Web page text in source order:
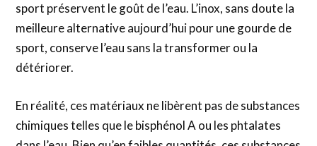
sport préservent le goût de l’eau. L’inox, sans doute la
meilleure alternative aujourd’hui pour une gourde de
sport, conserve l’eau sans la transformer ou la
détériorer.
En réalité, ces matériaux ne libèrent pas de substances
chimiques telles que le bisphénol A ou les phtalates